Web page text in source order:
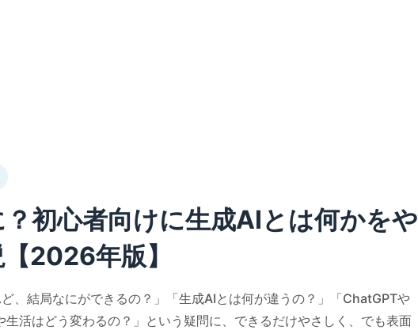
初心者向けに生成AIとは何かをや
2026年版】
ど、結局なにができるの？」「生成AIとは何が違うの？」「ChatGPTや
活はどう変わるの？」という疑問に、できるだけやさしく、でも表面